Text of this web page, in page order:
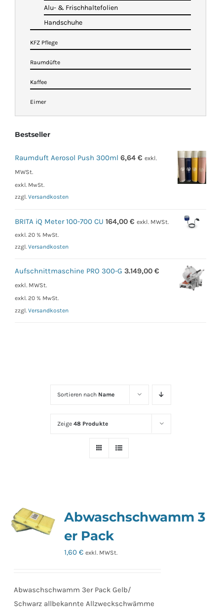
Sortieren nach Name
Zeige 48 Produkte
Abwaschschwamm 3
er Pack
1,60€ exkl. MWSt.
Abwaschschwamm 3er Pack Gelb/
Schwarz allbekannte Allzweckschwämme
Alu- & Frischhaltefolien
Handschuhe
KFZ Pflege
Raumdüfte
Kaffee
Eimer
Bestseller
Raumduft Aerosol Push 300ml 6,64 € exkl.
MWSt.
exkl. MwSt.
zzgl. Versandkosten
BRITA iQ Meter 100-700 CU 164,00 € exkl. MWSt.
exkl. 20 % MwSt.
zzgl. Versandkosten
Aufschnittmaschine PRO 300-G 3.149,00 €
exkl. MWSt.
exkl. 20 % MwSt.
zzgl. Versandkosten